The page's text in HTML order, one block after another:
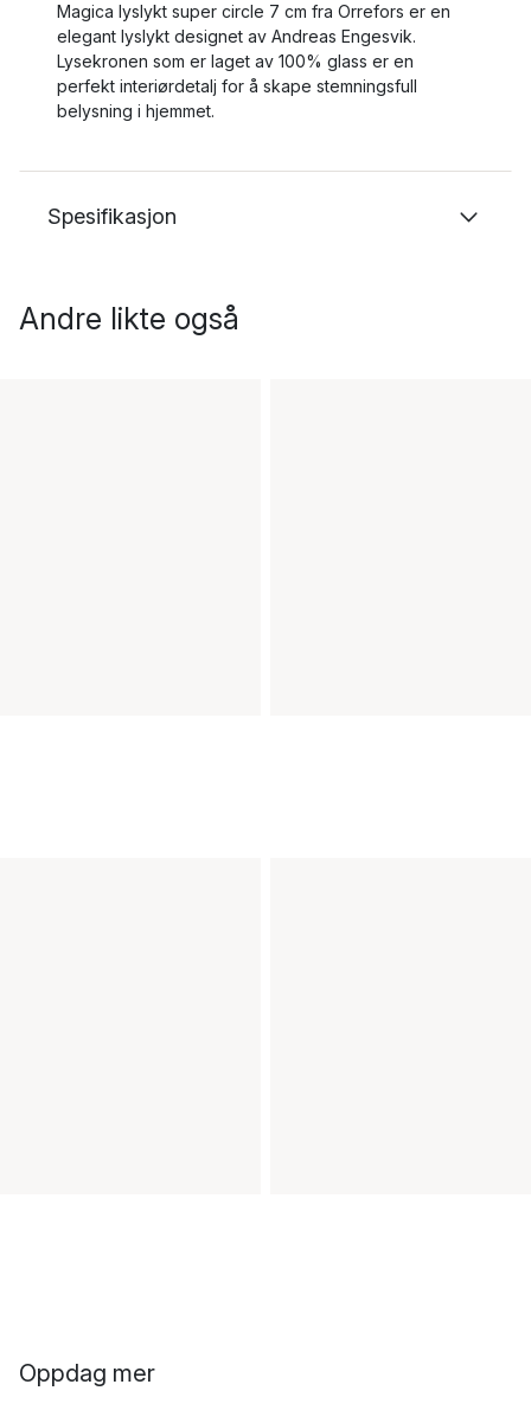
Magica lyslykt super circle 7 cm fra Orrefors er en
elegant lyslykt designet av Andreas Engesvik.
Lysekronen som er laget av 100% glass er en
perfekt interiørdetalj for å skape stemningsfull
belysning i hjemmet.
Spesifikasjon
Andre likte også
Oppdag mer